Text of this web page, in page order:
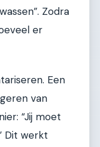
Zodra
er
Een
van
“Jij moet
Dit werkt